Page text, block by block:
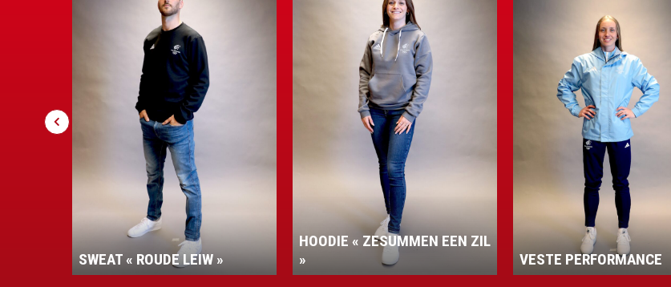
SWEAT « ROUDE LEIW »
HOODIE « ZESUMMEN EEN ZIL
»
VESTE PERFORMANCE